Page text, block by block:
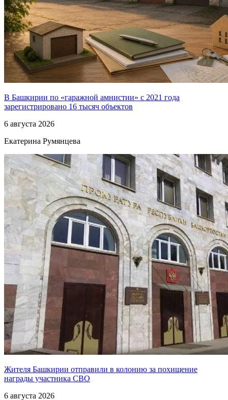
В Башкирии по «гаражной амнистии» с 2021 года
зарегистрировано 16 тысяч объектов
6 августа 2026
Екатерина Румянцева
Жителя Башкирии отправили в колонию за похищение
награды участника СВО
6 августа 2026